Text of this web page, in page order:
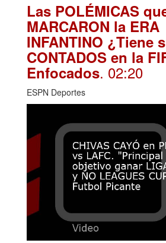
Las POLÉMICAS
MARCARON la ERA
INFANTINO ¿Tiene
CONTADOS en la
Enfocados. 02:20
ESPN Deportes